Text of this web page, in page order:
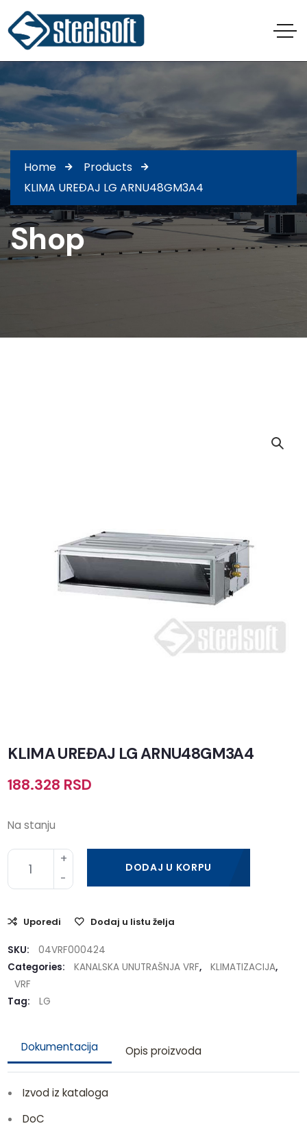
Home
Products
KLIMA UREĐAJ LG ARNU48GM3A4
Shop
KLIMA UREĐAJ LG ARNU48GM3A4
188.328 RSD
Na stanju
DODAJ U KORPU
Uporedi Dodaj u listu želja
SKU:
04VRF000424
Categories:
KANALSKA UNUTRAŠNJA VRF, KLIMATIZACIJA,
VRF
Tag:
LG
Dokumentacija Opis proizvoda
Izvod iz kataloga
DoC